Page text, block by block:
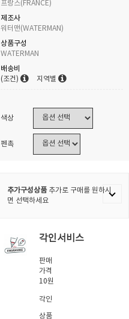
프랑스(FRANCE)
제조사
워터맨(WATERMAN)
상품구성
WATERMAN
배송비
(조건)
지역별
색상
펜촉
추가구성상품추가로 구매를 원하시
면 선택하세요
각인서비스
판매
가격
10원
각인
상품